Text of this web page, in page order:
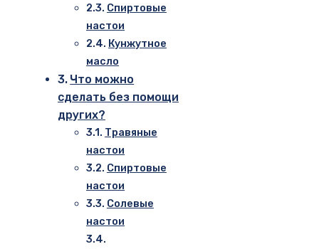
Спиртовые
настои
Кунжутное
масло
Что можно
сделать без помощи
других?
Травяные
настои
Спиртовые
настои
Солевые
настои